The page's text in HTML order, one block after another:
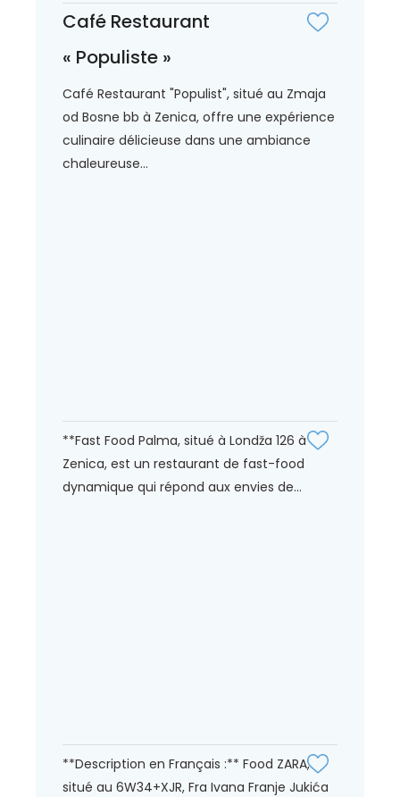
Café Restaurant
« Populiste »
Café Restaurant "Populist", situé au Zmaja
od Bosne bb à Zenica, offre une expérience
culinaire délicieuse dans une ambiance
chaleureuse...
**Fast Food Palma, situé à Londža 126 à
Zenica, est un restaurant de fast-food
dynamique qui répond aux envies de...
**Description en Français :** Food ZARA,
situé au 6W34+XJR, Fra Ivana Franje Jukića